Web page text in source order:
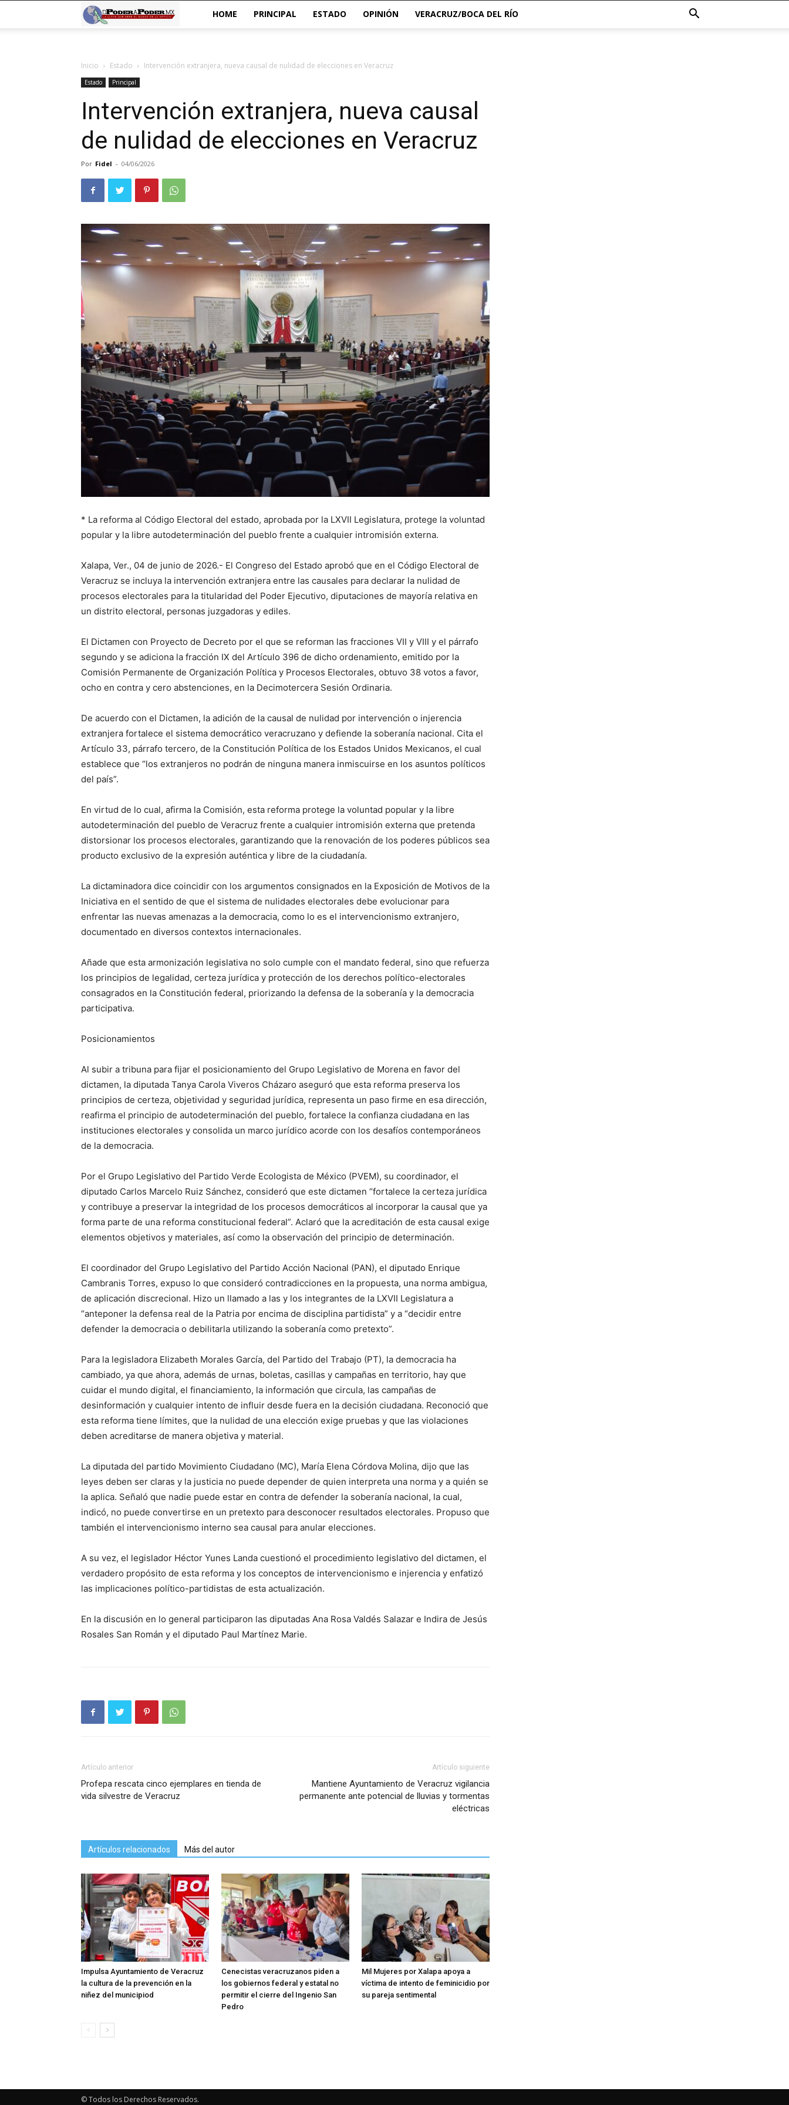
a
HOME PRINCIPAL ESTADO OPINIÓN VERACRUZ/BOCA DEL RÍO
Inicio Estado Intervención extranjera, nueva causal de nulidad de elecciones en Veracruz
Estado Principal
Intervención extranjera, nueva causal
de nulidad de elecciones en Veracruz
Por Fidel - 04/06/2026
* La reforma al Código Electoral del estado, aprobada por la LXVII Legislatura, protege la voluntad
popular y la libre autodeterminación del pueblo frente a cualquier intromisión externa.
Xalapa, Ver., 04 de junio de 2026.- El Congreso del Estado aprobó que en el Código Electoral de
Veracruz se incluya la intervención extranjera entre las causales para declarar la nulidad de
procesos electorales para la titularidad del Poder Ejecutivo, diputaciones de mayoría relativa en
un distrito electoral, personas juzgadoras y ediles.
El Dictamen con Proyecto de Decreto por el que se reforman las fracciones VII y VIII y el párrafo
segundo y se adiciona la fracción IX del Artículo 396 de dicho ordenamiento, emitido por la
Comisión Permanente de Organización Política y Procesos Electorales, obtuvo 38 votos a favor,
ocho en contra y cero abstenciones, en la Decimotercera Sesión Ordinaria.
De acuerdo con el Dictamen, la adición de la causal de nulidad por intervención o injerencia
extranjera fortalece el sistema democrático veracruzano y defiende la soberanía nacional. Cita el
Artículo 33, párrafo tercero, de la Constitución Política de los Estados Unidos Mexicanos, el cual
establece que “los extranjeros no podrán de ninguna manera inmiscuirse en los asuntos políticos
del país”.
En virtud de lo cual, afirma la Comisión, esta reforma protege la voluntad popular y la libre
autodeterminación del pueblo de Veracruz frente a cualquier intromisión externa que pretenda
distorsionar los procesos electorales, garantizando que la renovación de los poderes públicos sea
producto exclusivo de la expresión auténtica y libre de la ciudadanía.
La dictaminadora dice coincidir con los argumentos consignados en la Exposición de Motivos de la
Iniciativa en el sentido de que el sistema de nulidades electorales debe evolucionar para
enfrentar las nuevas amenazas a la democracia, como lo es el intervencionismo extranjero,
documentado en diversos contextos internacionales.
Añade que esta armonización legislativa no solo cumple con el mandato federal, sino que refuerza
los principios de legalidad, certeza jurídica y protección de los derechos político-electorales
consagrados en la Constitución federal, priorizando la defensa de la soberanía y la democracia
participativa.
Posicionamientos
Al subir a tribuna para fijar el posicionamiento del Grupo Legislativo de Morena en favor del
dictamen, la diputada Tanya Carola Viveros Cházaro aseguró que esta reforma preserva los
principios de certeza, objetividad y seguridad jurídica, representa un paso firme en esa dirección,
reafirma el principio de autodeterminación del pueblo, fortalece la confianza ciudadana en las
instituciones electorales y consolida un marco jurídico acorde con los desafíos contemporáneos
de la democracia.
Por el Grupo Legislativo del Partido Verde Ecologista de México (PVEM), su coordinador, el
diputado Carlos Marcelo Ruiz Sánchez, consideró que este dictamen “fortalece la certeza jurídica
y contribuye a preservar la integridad de los procesos democráticos al incorporar la causal que ya
forma parte de una reforma constitucional federal”. Aclaró que la acreditación de esta causal exige
elementos objetivos y materiales, así como la observación del principio de determinación.
El coordinador del Grupo Legislativo del Partido Acción Nacional (PAN), el diputado Enrique
Cambranis Torres, expuso lo que consideró contradicciones en la propuesta, una norma ambigua,
de aplicación discrecional. Hizo un llamado a las y los integrantes de la LXVII Legislatura a
“anteponer la defensa real de la Patria por encima de disciplina partidista” y a “decidir entre
defender la democracia o debilitarla utilizando la soberanía como pretexto”.
Para la legisladora Elizabeth Morales García, del Partido del Trabajo (PT), la democracia ha
cambiado, ya que ahora, además de urnas, boletas, casillas y campañas en territorio, hay que
cuidar el mundo digital, el financiamiento, la información que circula, las campañas de
desinformación y cualquier intento de influir desde fuera en la decisión ciudadana. Reconoció que
esta reforma tiene límites, que la nulidad de una elección exige pruebas y que las violaciones
deben acreditarse de manera objetiva y material.
La diputada del partido Movimiento Ciudadano (MC), María Elena Córdova Molina, dijo que las
leyes deben ser claras y la justicia no puede depender de quien interpreta una norma y a quién se
la aplica. Señaló que nadie puede estar en contra de defender la soberanía nacional, la cual,
indicó, no puede convertirse en un pretexto para desconocer resultados electorales. Propuso que
también el intervencionismo interno sea causal para anular elecciones.
A su vez, el legislador Héctor Yunes Landa cuestionó el procedimiento legislativo del dictamen, el
verdadero propósito de esta reforma y los conceptos de intervencionismo e injerencia y enfatizó
las implicaciones político-partidistas de esta actualización.
En la discusión en lo general participaron las diputadas Ana Rosa Valdés Salazar e Indira de Jesús
Rosales San Román y el diputado Paul Martínez Marie.
Artículo anterior
Profepa rescata cinco ejemplares en tienda de
vida silvestre de Veracruz
Artículo siguiente
Mantiene Ayuntamiento de Veracruz vigilancia
permanente ante potencial de lluvias y tormentas
eléctricas
Artículos relacionados Más del autor
Impulsa Ayuntamiento de Veracruz
la cultura de la prevención en la
niñez del municipiod
Cenecistas veracruzanos piden a
los gobiernos federal y estatal no
permitir el cierre del Ingenio San
Pedro
Mil Mujeres por Xalapa apoya a
víctima de intento de feminicidio por
su pareja sentimental
© Todos los Derechos Reservados.